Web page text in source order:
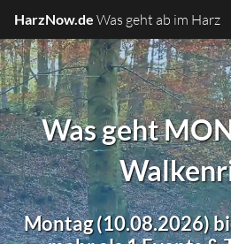
HarzNow.de Was geht ab im Harz
Was geht
Montag (10.08.2026)